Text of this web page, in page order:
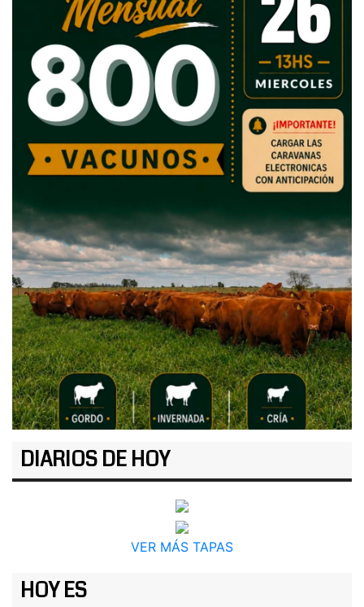
DIARIOS DE HOY
VER MÁS TAPAS
HOY ES